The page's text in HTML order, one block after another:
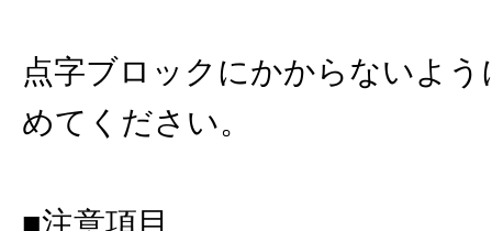
点字ブロックにかからないよ
めてください。
■注意項目